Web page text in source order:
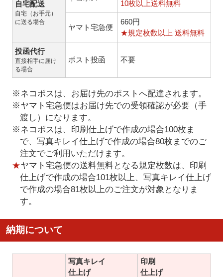
自宅配送
自宅（お手元）
に送る場合
10枚以上送料無料
ヤマト宅急便
660円
★規定枚数以上 送料無料
投函代行
直接相手に届け
る場合
ポスト投函 不要
※ネコポスは、お届け先のポストへ配達されます。
※ヤマト宅急便はお届け先での受領確認が必要（手
渡し）になります。
※ネコポスは、印刷仕上げで作成の場合100枚ま
で、写真キレイ仕上げで作成の場合80枚までのご
注文でご利用いただけます。
★ヤマト宅急便の送料無料となる規定枚数は、印刷
仕上げで作成の場合101枚以上、写真キレイ仕上げ
で作成の場合81枚以上のご注文が対象となりま
す。
納期について
写真キレイ
仕上げ
印刷
仕上げ